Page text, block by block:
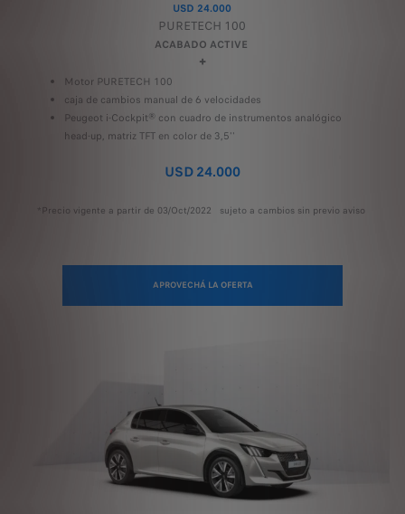
USD 24.000
PURETECH 100
ACABADO ACTIVE
+
Motor PURETECH 100
caja de cambios manual de 6 velocidades
Peugeot i-Cockpit® con cuadro de instrumentos analógico
head-up, matriz TFT en color de 3,5''
USD 24.000
*Precio vigente a partir de 03/Oct/2022 sujeto a cambios sin previo aviso
APROVECHÁ LA OFERTA